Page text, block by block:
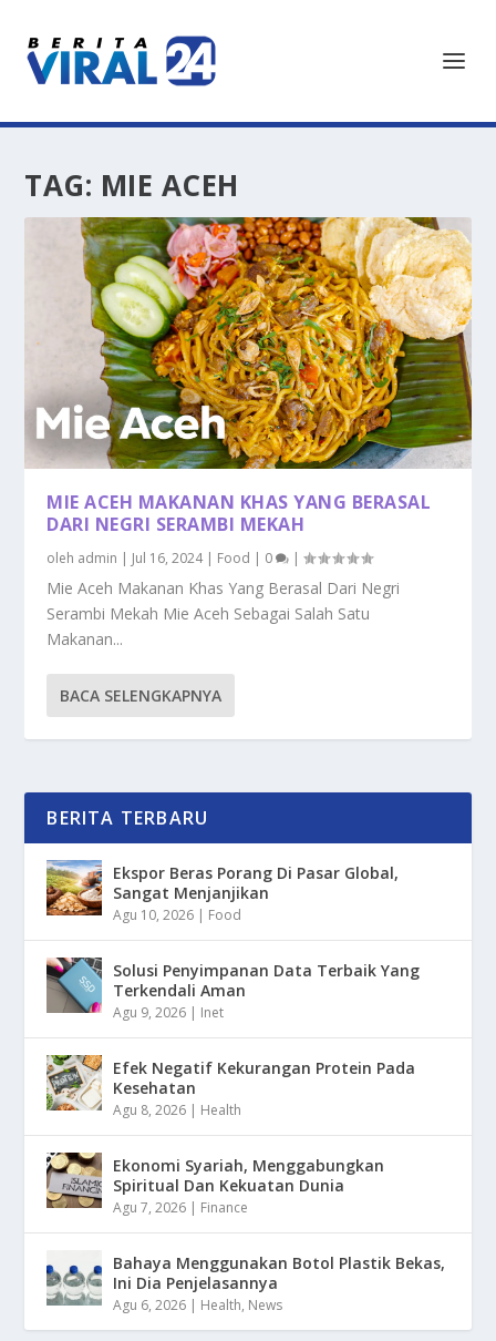
TAG: MIE ACEH
MIE ACEH MAKANAN KHAS YANG BERASAL
DARI NEGRI SERAMBI MEKAH
oleh admin | Jul 16, 2024| Food | 0 |
Mie Aceh Makanan Khas Yang Berasal Dari Negri
Serambi Mekah Mie Aceh Sebagai Salah Satu
Makanan...
BACA SELENGKAPNYA
BERITA TERBARU
Ekspor Beras Porang Di Pasar Global,
Sangat Menjanjikan
Agu 10, 2026 | Food
Solusi Penyimpanan Data Terbaik Yang
Terkendali Aman
Agu 9, 2026 | Inet
Efek Negatif Kekurangan Protein Pada
Kesehatan
Agu 8, 2026 | Health
Ekonomi Syariah, Menggabungkan
Spiritual Dan Kekuatan Dunia
Agu 7, 2026 | Finance
Bahaya Menggunakan Botol Plastik Bekas,
Ini Dia Penjelasannya
Agu 6, 2026 | Health, News